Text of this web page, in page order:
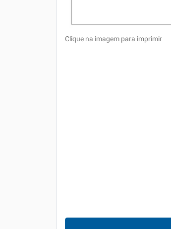
Clique na imagem para imprimir